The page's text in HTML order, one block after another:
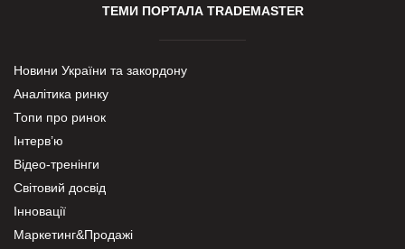
ТЕМИ ПОРТАЛА TRADEMASTER
Новини України та закордону
Аналітика ринку
Топи про ринок
Інтерв’ю
Відео-тренінги
Світовий досвід
Інновації
Маркетинг&Продажі